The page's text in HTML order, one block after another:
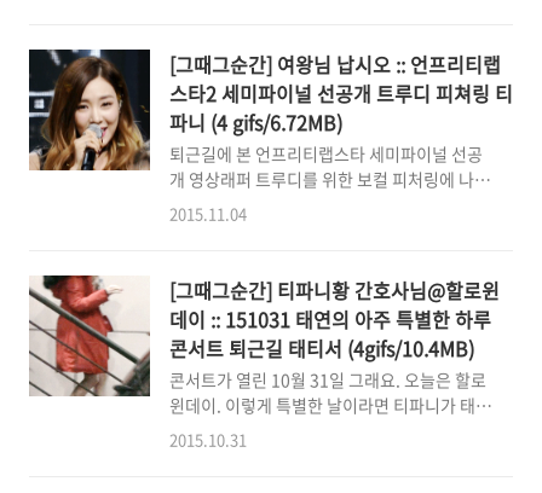
멋지게 드러나네요. ^^ "정신차려 라이언하트
~~" 소원이 ..
어깨여신님은 리허설이라고 해서 어깨를 소홀
히(?)하는 법이 없기 때문에우리의 귀는 여신님
의 꿀보이스에 녹았지만눈은 여신님의 어깨에
꽂혔.................. 스트레이트한 긴 머리 찰랑이
며등장부터 심상치않은 사람잡는 엘라스틴 리
허설이지만 포기할 수 없는 어깨! 그 공간에 있
는 모든 사람을 숨막히게 만드는울트라 원더풀
어내려오면서부드러우면서도 섹시한 보컬을 선
사 이 리허설도 내가 다..
[그때그순간] 여왕님 납시오 :: 언프리티랩
스타2 세미파이널 선공개 트루디 피쳐링 티
파니 (4 gifs/6.72MB)
퇴근길에 본 언프리티랩스타 세미파이널 선공
개 영상래퍼 트루디를 위한 보컬 피처링에 나선
티파니 [단독공개] 그 누구도 예상할 수 없다!
(2:00) LED 문이 열리면서 티파니가 걸어나오
는 모습을 봤을 때내 머리속에 떠오른 말은"여
왕님 납시오." 여왕님이 인간계를 굽어살피사
보컬의 은총을 내려주는 그런 느낌이랄까요. 몇
초의 찰나였을뿐인데도꿀같이 흐르는 티파니의
보컬음색깡패 티파니하면 음색하.. 더 이상의
설명은 생략한다. 좀 누워야하기 때문에. O-
2015.11.04
[그때그순간] 티파니황 간호사님@할로윈
데이 :: 151031 태연의 아주 특별한 하루
콘서트 퇴근길 태티서 (4gifs/10.4MB)
콘서트가 열린 10월 31일 그래요. 오늘은 할로
윈데이. 이렇게 특별한 날이라면 티파니가 태연
이를 응원하러 올 줄 알았어요.(슬픈 예감은...
2015.10.31